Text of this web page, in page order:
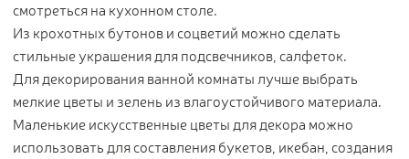
смотреться на кухонном столе.
Из крохотных бутонов и соцветий можно сделать
стильные украшения для подсвечников, салфеток.
Для декорирования ванной комнаты лучше выбрать
мелкие цветы и зелень из влагоустойчивого материала.
Маленькие искусственные цветы для декора можно
использовать для составления букетов, икебан, создания